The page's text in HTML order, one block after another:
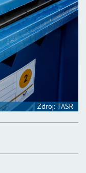
Zdroj: TASR